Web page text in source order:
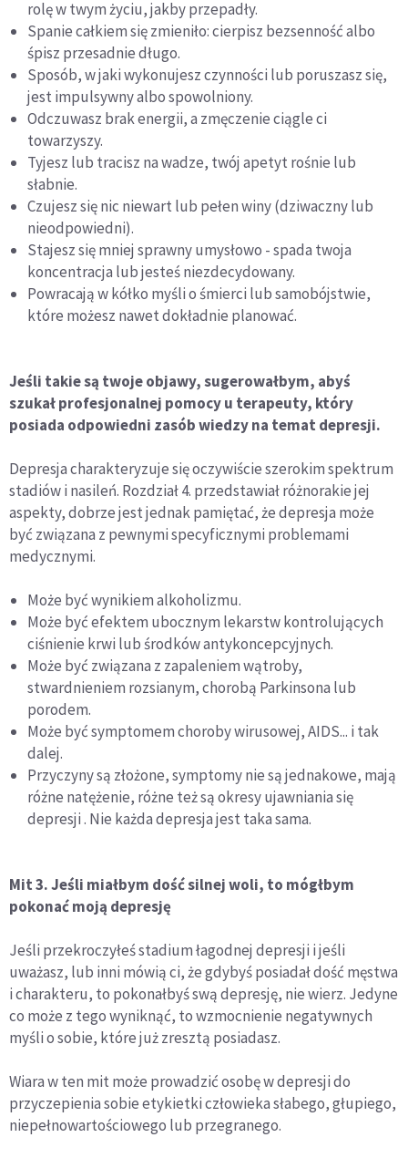
rolę w twym życiu, jakby przepadły.
Spanie całkiem się zmieniło: cierpisz bezsenność albo
śpisz przesadnie długo.
Sposób, w jaki wykonujesz czynności lub poruszasz się,
jest impulsywny albo spowolniony.
Odczuwasz brak energii, a zmęczenie ciągle ci
towarzyszy.
Tyjesz lub tracisz na wadze, twój apetyt rośnie lub
słabnie.
Czujesz się nic niewart lub pełen winy (dziwaczny lub
nieodpowiedni).
Stajesz się mniej sprawny umysłowo - spada twoja
koncentracja lub jesteś niezdecydowany.
Powracają w kółko myśli o śmierci lub samobójstwie,
które możesz nawet dokładnie planować.
Jeśli takie są twoje objawy, sugerowałbym, abyś
szukał profesjonalnej pomocy u terapeuty, który
posiada odpowiedni zasób wiedzy na temat depresji.
Depresja charakteryzuje się oczywiście szerokim spektrum
stadiów i nasileń. Rozdział 4. przedstawiał różnorakie jej
aspekty, dobrze jest jednak pamiętać, że depresja może
być związana z pewnymi specyficznymi problemami
medycznymi.
Może być wynikiem alkoholizmu.
Może być efektem ubocznym lekarstw kontrolujących
ciśnienie krwi lub środków antykoncepcyjnych.
Może być związana z zapaleniem wątroby,
stwardnieniem rozsianym, chorobą Parkinsona lub
porodem.
Może być symptomem choroby wirusowej, AIDS... i tak
dalej.
Przyczyny są złożone, symptomy nie są jednakowe, mają
różne natężenie, różne też są okresy ujawniania się
depresji . Nie każda depresja jest taka sama.
Mit 3. Jeśli miałbym dość silnej woli, to mógłbym
pokonać moją depresję
Jeśli przekroczyłeś stadium łagodnej depresji i jeśli
uważasz, lub inni mówią ci, że gdybyś posiadał dość męstwa
i charakteru, to pokonałbyś swą depresję, nie wierz. Jedyne
co może z tego wyniknąć, to wzmocnienie negatywnych
myśli o sobie, które już zresztą posiadasz.
Wiara w ten mit może prowadzić osobę w depresji do
przyczepienia sobie etykietki człowieka słabego, głupiego,
niepełnowartościowego lub przegranego.